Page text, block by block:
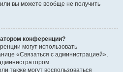
вы можете вообще не получить
конференции?
могут использовать
«Связаться с администрацией»,
также могут воспользоваться